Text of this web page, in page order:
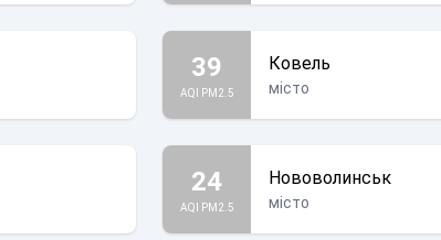
39
AQI PM2.5
Ковель
місто
24
AQI PM2.5
Нововолинськ
місто